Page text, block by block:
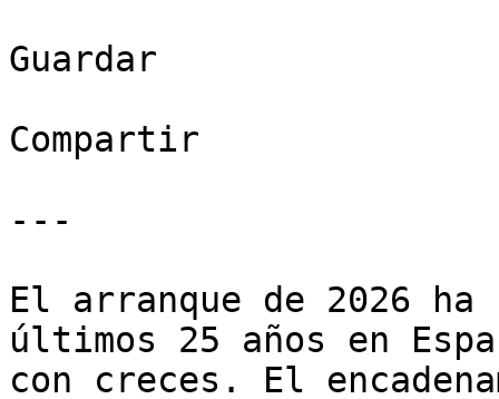
Guardar
Compartir
---
El arranque de 2026
últimos 25 años en
con creces. El